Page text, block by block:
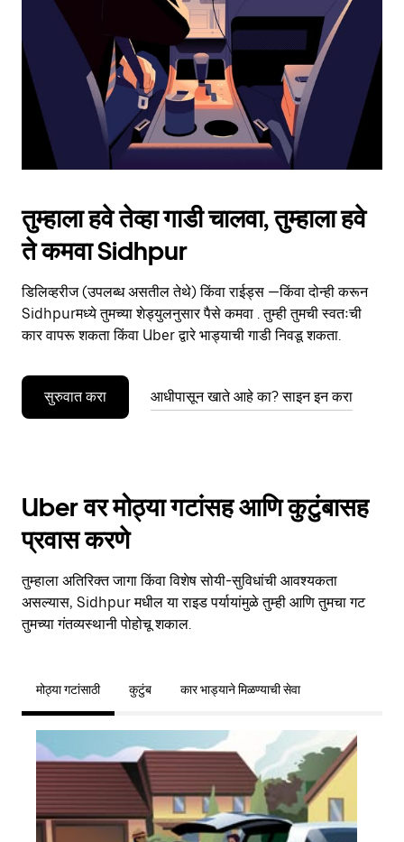
the
calendar.
तुम्हाला हवे तेव्हा गाडी चालवा, तुम्हाला हवे
ते कमवा Sidhpur
डिलिव्हरीज (उपलब्ध असतील तेथे) किंवा राईड्स —किंवा दोन्ही करून
Sidhpurमध्ये तुमच्या शेड्युलनुसार पैसे कमवा . तुम्ही तुमची स्वतःची
कार वापरू शकता किंवा Uber द्वारे भाड्याची गाडी निवडू शकता.
सुरुवात करा आधीपासून खाते आहे का? साइन इन करा
Uber वर मोठ्या गटांसह आणि कुटुंबासह
प्रवास करणे
तुम्हाला अतिरिक्त जागा किंवा विशेष सोयी-सुविधांची आवश्यकता
असल्यास, Sidhpur मधील या राइड पर्यायांमुळे तुम्ही आणि तुमचा गट
तुमच्या गंतव्यस्थानी पोहोचू शकाल.
मोठ्या गटांसाठी कुटुंब कार भाड्याने मिळण्याची सेवा